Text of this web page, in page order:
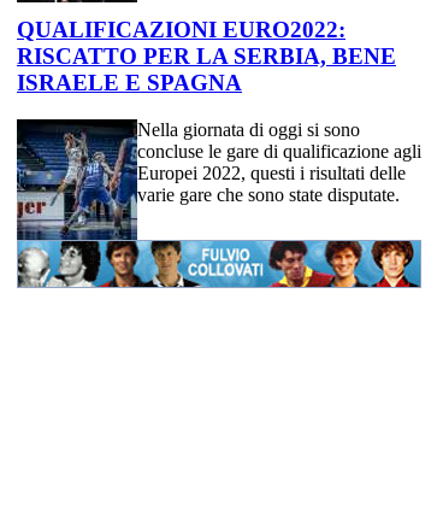
QUALIFICAZIONI EURO2022:
RISCATTO PER LA SERBIA, BENE
ISRAELE E SPAGNA
Nella giornata di oggi si sono
concluse le gare di qualificazione agli
Europei 2022, questi i risultati delle
varie gare che sono state disputate.